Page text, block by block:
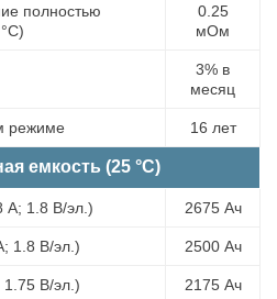
полностью
0.25
мОм
3% в
месяц
режиме 16 лет
емкость (25 °С)
А; 1.8 В/эл.) 2675 Ач
1.8 В/эл.) 2500 Ач
1.75 В/эл.) 2175 Ач